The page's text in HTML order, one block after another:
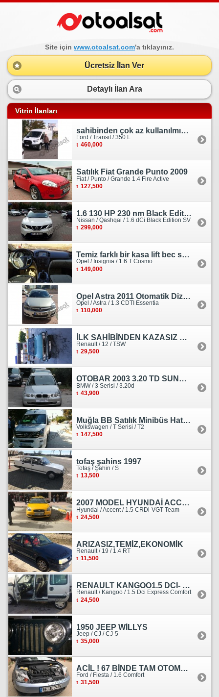
Site için www.otoalsat.com'a tıklayınız.
Ücretsiz İlan Ver
Detaylı İlan Ara
Vitrin İlanları
sahibinden çok az kullanılmış orjinal ford transit
Ford / Transit / 350 L
460,000
Satılık Fiat Grande Punto 2009
Fiat / Punto / Grande 1.4 Fire Active
127,500
1.6 130 HP 230 nm Black Edition servis bakımlı
Nissan / Qashqai / 1.6 dCi Black Edition SV
299,000
Temiz farklı bir kasa lift bec sedan görünümlü heçbek
Opel / Insignia / 1.6 T Cosmo
149,000
Opel Astra 2011 Otomatik Dizel Tramersiz Essentia
Opel / Astra / 1.3 CDTI Essentia
110,000
İLK SAHİBİNDEN KAZASIZ HASARSIZ BOYASIZ DEĞİŞENSİZ TAM ORJİNAL RENO
Renault / 12 / TSW
29,500
OTOBAR 2003 3.20 TD SUNROOF DERİ OTOMATİK DİZEL EMSALSİZ
BMW / 3 Serisi / 3.20d
43,900
Muğla BB Satılık Minibüs Hatı Volkswagen Crafter
Volkswagen / T Serisi / T2
147,500
tofaş şahins 1997
Tofaş / Şahin / S
13,500
2007 MODEL HYUNDAİ ACCENT ERA MOTOR YENİ YAPILDI
Hyundai / Accent / 1.5 CRDi-VGT Team
24,500
ARIZASIZ,TEMİZ,EKONOMİK
Renault / 19 / 1.4 RT
11,500
RENAULT KANGOO1.5 DCI- 138 KM
Renault / Kangoo / 1.5 Dci Express Comfort
24,500
1950 JEEP WİLLYS
Jeep / CJ / CJ-5
35,000
ACİL ! 67 BİNDE TAM OTOMATİK FORD FİESTA
Ford / Fiesta / 1.6 Comfort
31,500